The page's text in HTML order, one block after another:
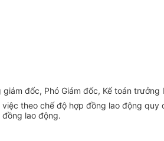
đốc, Phó Giám đốc, Kế toán
theo chế độ hợp đồng lao động quy
lao động.